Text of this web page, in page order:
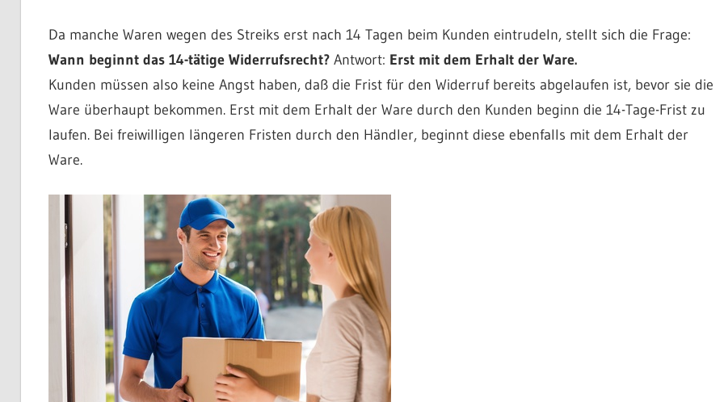
Da manche Waren wegen des Streiks erst nach 14 Tagen beim Kunden eintrudeln, stellt sich die Frage:
Wann beginnt das 14-tätige Widerrufsrecht?Antwort: Erst mit dem Erhalt der Ware.
Kunden müssen also keine Angst haben, daß die Frist für den Widerruf bereits abgelaufen ist, bevor sie die
Ware überhaupt bekommen. Erst mit dem Erhalt der Ware durch den Kunden beginn die 14-Tage-Frist zu
laufen. Bei freiwilligen längeren Fristen durch den Händler, beginnt diese ebenfalls mit dem Erhalt der
Ware.